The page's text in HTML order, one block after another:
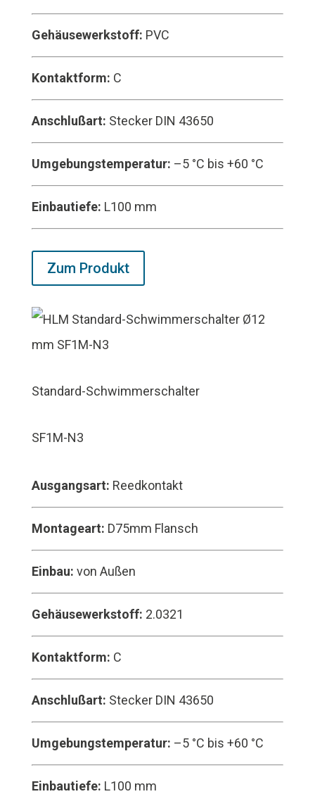
Gehäusewerkstoff: PVC
Kontaktform: C
Anschlußart: Stecker DIN 43650
Umgebungstemperatur: –5 °C bis +60 °C
Einbautiefe: L100 mm
Zum Produkt
Standard-Schwimmerschalter
SF1M-N3
Ausgangsart: Reedkontakt
Montageart: D75mm Flansch
Einbau: von Außen
Gehäusewerkstoff: 2.0321
Kontaktform: C
Anschlußart: Stecker DIN 43650
Umgebungstemperatur: –5 °C bis +60 °C
Einbautiefe: L100 mm